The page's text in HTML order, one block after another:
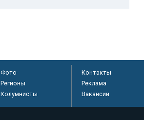
Фото
Регионы
Колумнисты
Контакты
Реклама
Вакансии